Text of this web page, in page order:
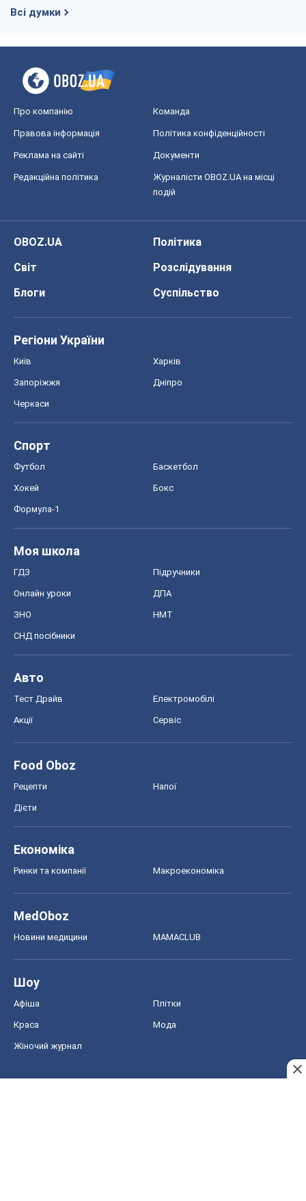
Всі думки
Про компанію Команда
Правова інформація Політика конфіденційності
Реклама на сайті Документи
Редакційна політика
Журналісти OBOZ.UA на місці
подій
OBOZ.UA
Політика
Світ
Розслідування
Блоги
Суспільство
Регіони України
Київ Харків
Запоріжжя Дніпро
Черкаси
Спорт
Футбол Баскетбол
Хокей Бокс
Формула-1
Моя школа
ГДЗ Підручники
Онлайн уроки ДПА
ЗНО НМТ
СНД посібники
Авто
Тест Драйв Електромобілі
Акції Сервіс
Food Oboz
Рецепти Напої
Дієти
Економіка
Ринки та компанії Макроекономіка
MedOboz
Новини медицини MAMACLUB
Шоу
Афіша Плітки
Краса Мода
Жіночий журнал